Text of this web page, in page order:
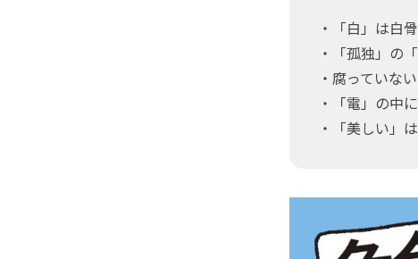
・「白」は白
・「孤独」の
・腐っていな
・「電」の中
・「美しい」